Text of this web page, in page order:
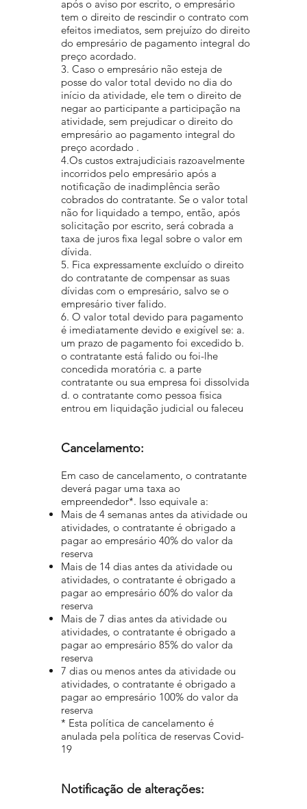
após o aviso por escrito, o empresário
tem o direito de rescindir o contrato com
efeitos imediatos, sem prejuízo do direito
do empresário de pagamento integral do
preço acordado.
3. Caso o empresário não esteja de
posse do valor total devido no dia do
início da atividade, ele tem o direito de
negar ao participante a participação na
atividade, sem prejudicar o direito do
empresário ao pagamento integral do
preço acordado .
4.Os custos extrajudiciais razoavelmente
incorridos pelo empresário após a
notificação de inadimplência serão
cobrados do contratante. Se o valor total
não for liquidado a tempo, então, após
solicitação por escrito, será cobrada a
taxa de juros fixa legal sobre o valor em
dívida.
5. Fica expressamente excluído o direito
do contratante de compensar as suas
dívidas com o empresário, salvo se o
empresário tiver falido.
6. O valor total devido para pagamento
é imediatamente devido e exigível se: a.
um prazo de pagamento foi excedido b.
o contratante está falido ou foi-lhe
concedida moratória c. a parte
contratante ou sua empresa foi dissolvida
d. o contratante como pessoa física
entrou em liquidação judicial ou faleceu
Cancelamento:
Em caso de cancelamento, o contratante
deverá pagar uma taxa ao
empreendedor*. Isso equivale a:
Mais de 4 semanas antes da atividade ou
atividades, o contratante é obrigado a
pagar ao empresário 40% do valor da
reserva
Mais de 14 dias antes da atividade ou
atividades, o contratante é obrigado a
pagar ao empresário 60% do valor da
reserva
Mais de 7 dias antes da atividade ou
atividades, o contratante é obrigado a
pagar ao empresário 85% do valor da
reserva
7 dias ou menos antes da atividade ou
atividades, o contratante é obrigado a
pagar ao empresário 100% do valor da
reserva
* Esta política de cancelamento é
anulada pela política de reservas Covid-
19
Notificação de alterações: